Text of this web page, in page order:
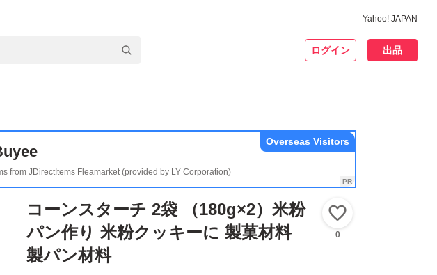
Yahoo! JAPAN
ログイン 出品
from JDirectItems Fleamarket (provided by LY Corporation)
Overseas Visitors
コーンスターチ 2袋 （180g×2）米粉
パン作り 米粉クッキーに 製菓材料
製パン材料
0